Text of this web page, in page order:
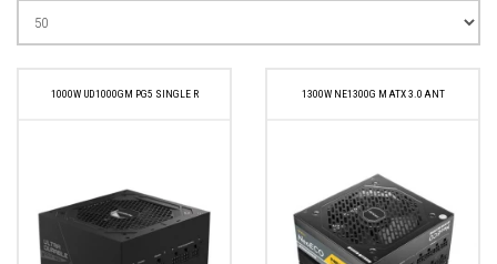
1000W UD1000GM PG5 SINGLE R 1300W NE1300G M ATX 3.0 ANT